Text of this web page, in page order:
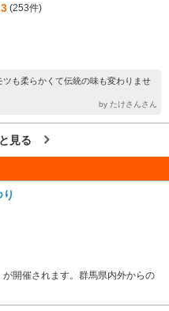
(253件)
も柔らかくて伝統の味も変わりませ
by たけさんさん
見る
開催されます。群馬県内外からの